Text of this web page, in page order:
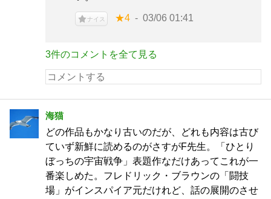
ナイス ★4 03/06 01:41
3件のコメントを全て見る
海猫
どの作品もかなり古いのだが、どれも内容は古び
ていず新鮮に読めるのがさすがF先生。「ひとり
ぼっちの宇宙戦争」表題作なだけあってこれが一
番楽しめた。フレドリック・ブラウンの「闘技
場」がインスパイア元だけれど、話の展開のさせ